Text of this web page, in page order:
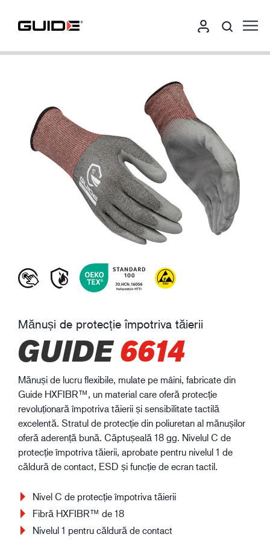
Mănuși de protecție împotriva tăierii
GUIDE6614
Mănuși de lucru flexibile, mulate pe mâini, fabricate din
Guide HXFIBR™, un material care oferă protecție
revoluționară împotriva tăierii și sensibilitate tactilă
excelentă. Stratul de protecție din poliuretan al mănușilor
oferă aderență bună. Căptușeală 18 gg. Nivelul C de
protecție împotriva tăierii, aprobate pentru nivelul 1 de
căldură de contact, ESD și funcție de ecran tactil.
Nivel C de protecție împotriva tăierii
Fibră HXFIBR™ de 18
Nivelul 1 pentru căldură de contact